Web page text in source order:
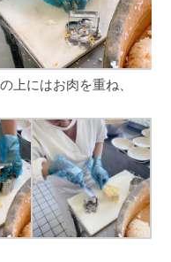
上にはお肉を重ね、